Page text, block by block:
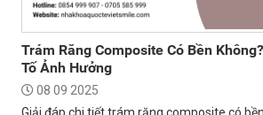
Trám Răng Composite Có Bền
Tố Ảnh Hưởng
08 09 2025